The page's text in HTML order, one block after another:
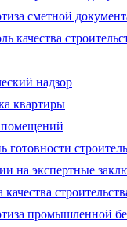
сметной
качества
надзор
квартиры
готовности
на экспертные
промышленной